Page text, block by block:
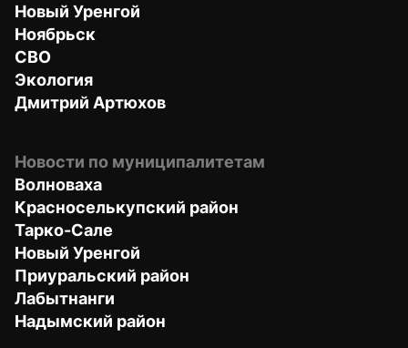
Новый Уренгой
Ноябрьск
СВО
Экология
Дмитрий Артюхов
Новости по муниципалитетам
Волноваха
Красноселькупский район
Тарко-Сале
Новый Уренгой
Приуральский район
Лабытнанги
Надымский район